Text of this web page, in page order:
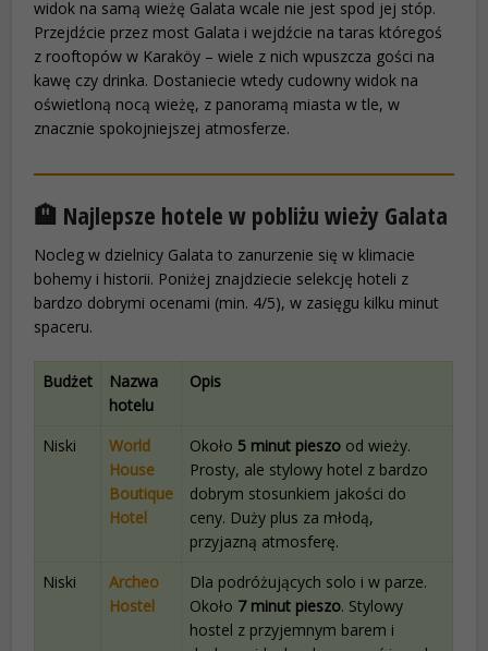
widok na samą wieżę Galata wcale nie jest spod jej stóp.
Przejdźcie przez most Galata i wejdźcie na taras któregoś
z rooftopów w Karaköy – wiele z nich wpuszcza gości na
kawę czy drinka. Dostaniecie wtedy cudowny widok na
oświetloną nocą wieżę, z panoramą miasta w tle, w
znacznie spokojniejszej atmosferze.
🏨 Najlepsze hotele w pobliżu wieży Galata
Nocleg w dzielnicy Galata to zanurzenie się w klimacie
bohemy i historii. Poniżej znajdziecie selekcję hoteli z
bardzo dobrymi ocenami (min. 4/5), w zasięgu kilku minut
spaceru.
Budżet
Nazwa
hotelu
Opis
Niski
World
House
Boutique
Hotel
Około 5 minut pieszo od wieży.
Prosty, ale stylowy hotel z bardzo
dobrym stosunkiem jakości do
ceny. Duży plus za młodą,
przyjazną atmosferę.
Niski
Archeo
Hostel
Dla podróżujących solo i w parze.
Około 7 minut pieszo. Stylowy
hostel z przyjemnym barem i